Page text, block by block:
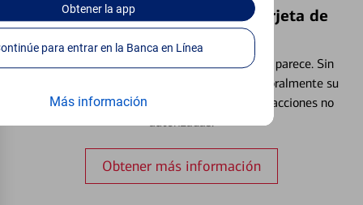
Obtenerla app
Continúe para entrar en la Banca en Línea
Más información
Bloquear y Desbloquear una Tarjeta de
Débito⁴
Extraviar una tarjeta es más común de lo que parece. Sin
embargo, puede bloquear y desbloquear temporalmente su
tarjeta de débito para ayudar a prevenir transacciones no
Obtener más información